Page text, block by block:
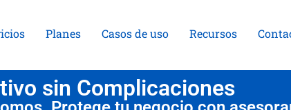
Planes Casos de uso Recursos
sin Complicaciones